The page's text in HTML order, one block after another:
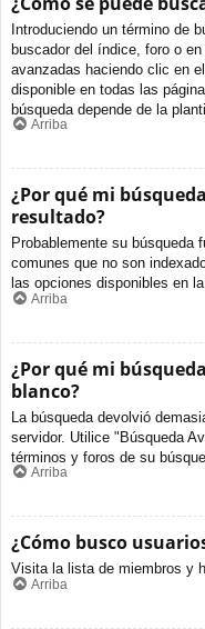
Introduciendo un término de
buscador del índice, foro o
avanzadas haciendo clic en
disponible en todas las
búsqueda depende de la
Arriba
¿Por qué mi
resultado?
Probablemente su búsqueda
comunes que no son
las opciones disponibles en
Arriba
¿Por qué mi
blanco?
La búsqueda devolvió
servidor. Utilice "Búsqueda
términos y foros de su
Arriba
¿Cómo busco
Visita la lista de miembros y
Arriba